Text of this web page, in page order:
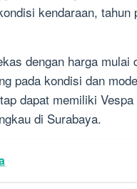
kendaraan, tahun
dengan harga mulai
pada kondisi dan
dapat memiliki
di Surabaya.